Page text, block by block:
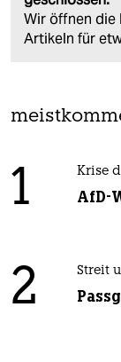
Wir öffnen die
Artikeln für
1 Krise
AfD-
2 Streit